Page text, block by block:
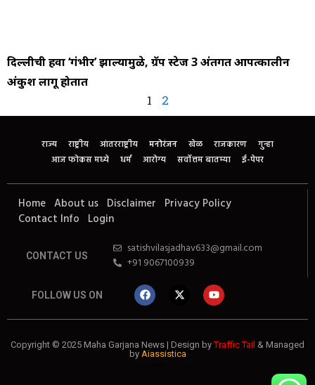
दिल्लीची हवा ‘गंभीर’ झाल्यामुळे, ग्रॅप स्टेज 3 अंतर्गत आपत्कालीन
अंकुश लागू होतात
1 2
राज्य राष्ट्रीय आंतरराष्ट्रीय मनोरंजन खेळ राजकारण
गुन्हा
आज फोकस मध्ये
धर्म आरोग्य सर्वोत्तम बातम्या ई-पेपर
Home About us Disclaimer Privacy Policy
Contact Info Login
CONTACT US
satishvilasjadhav633@gmail.com
+91 9067100939
FOLLOW US ON
Copyright © 2025 Maha Garjana News | Design byTraffic Tail & Managed
by Aiassistica